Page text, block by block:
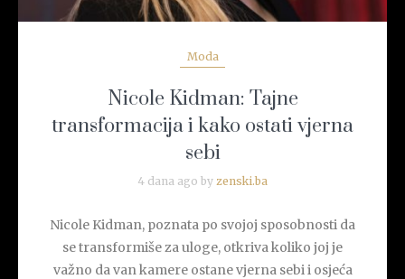
Moda
Nicole Kidman: Tajne
transformacija i kako ostati vjerna
sebi
4 dana ago by zenski.ba
Nicole Kidman, poznata po svojoj sposobnosti da
se transformiše za uloge, otkriva koliko joj je
važno da van kamere ostane vjerna sebi i osjeća